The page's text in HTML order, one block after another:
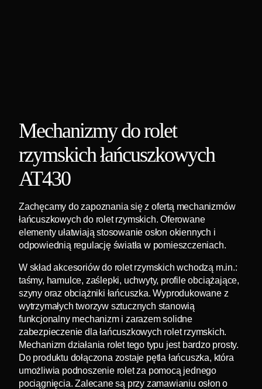
Mechanizmy do rolet
rzymskich łańcuszkowych
AT430
Zachęcamy do zapoznania się z ofertą mechanizmów
łańcuszkowych do rolet rzymskich. Oferowane
elementy ułatwiają stosowanie osłon okiennych i
odpowiednią regulację światła w pomieszczeniach.
W skład akcesoriów do rolet rzymskich wchodzą m.in.:
taśmy, hamulce, zaślepki, uchwyty, profile obciążające,
szyny oraz obciążniki łańcuszka. Wyprodukowane z
wytrzymałych tworzyw sztucznych stanowią
funkcjonalny mechanizm i zarazem solidne
zabezpieczenie dla łańcuszkowych rolet rzymskich.
Mechanizm działania rolet tego typu jest bardzo prosty.
Do produktu dołączona zostaje pętla łańcuszka, która
umożliwia podnoszenie rolet za pomocą jednego
pociągnięcia. Zalecane są przy zamawianiu osłon o